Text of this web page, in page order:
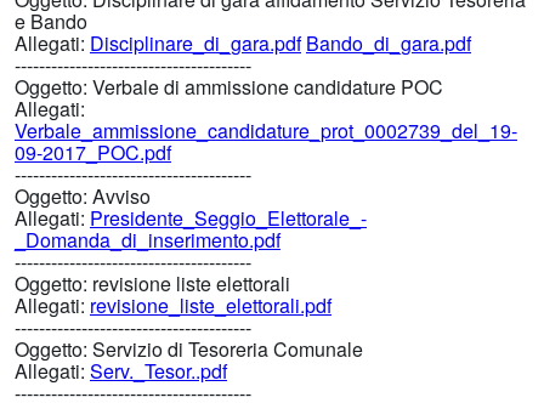
e Bando
Allegati: Disciplinare_di_gara.pdf Bando_di_gara.pdf
---------------------------------------
Oggetto: Verbale di ammissione candidature POC
Allegati:
Verbale_ammissione_candidature_prot_0002739_del_19-
09-2017_POC.pdf
---------------------------------------
Oggetto: Avviso
Allegati: Presidente_Seggio_Elettorale_-
_Domanda_di_inserimento.pdf
---------------------------------------
Oggetto: revisione liste elettorali
Allegati: revisione_liste_elettorali.pdf
---------------------------------------
Oggetto: Servizio di Tesoreria Comunale
Allegati: Serv._Tesor..pdf
---------------------------------------